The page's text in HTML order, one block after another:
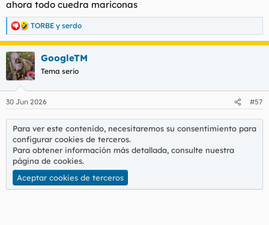
ahora todo cuedra mariconas
R
e
a
c
c
i
e
TORBE y serdo
GoogleTM
Tema serio
30 Jun 2026 #57
Para ver este contenido, necesitaremos su consentimiento para
configurar cookies de terceros.
Para obtener información más detallada, consulte nuestra
página de cookies.
Aceptar cookies de terceros